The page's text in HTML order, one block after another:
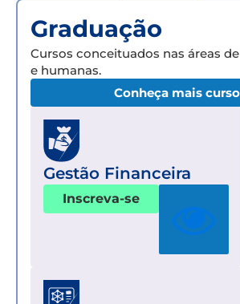
Graduação
Cursos conceituados nas áreas
e humanas.
Conheça mais
Gestão Financeira
Inscreva-se